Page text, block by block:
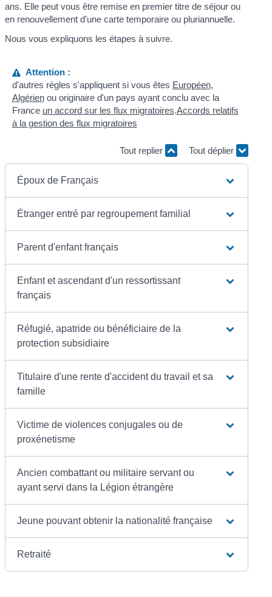
ans. Elle peut vous être remise en premier titre de séjour ou
en renouvellement d'une carte temporaire ou pluriannuelle.
Nous vous expliquons les étapes à suivre.
Attention :
d'autres règles s'appliquent si vous êtes Européen,
Algérienou originaire d'un pays ayant conclu avec la
France un accord sur les flux migratoires.Accords relatifs
à la gestion des flux migratoires
Tout replier Tout déplier
Époux de Français
Étranger entré par regroupement familial
Parent d'enfant français
Enfant et ascendant d'un ressortissant
français
Réfugié, apatride ou bénéficiaire de la
protection subsidiaire
Titulaire d'une rente d'accident du travail et sa
famille
Victime de violences conjugales ou de
proxénetisme
Ancien combattant ou militaire servant ou
ayant servi dans la Légion étrangère
Jeune pouvant obtenir la nationalité française
Retraité